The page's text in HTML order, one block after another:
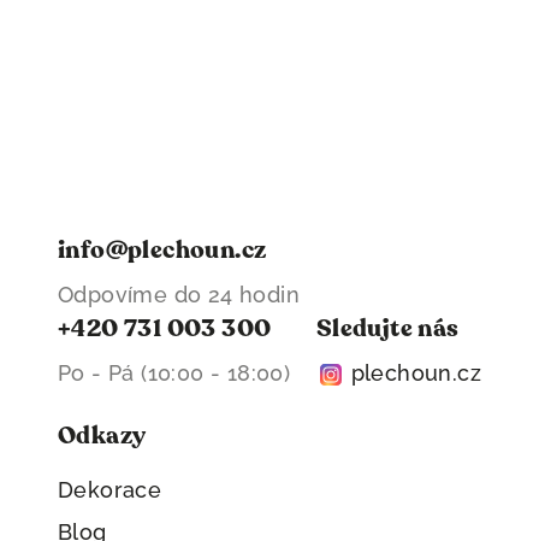
info@plechoun.cz
Odpovíme do 24 hodin
+420 731 003 300
Po - Pá (10:00 - 18:00)
Sledujte nás
plechoun.cz
Odkazy
Dekorace
Blog